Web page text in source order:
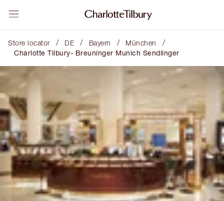
Store locator / DE / Bayern / München /
Charlotte Tilbury- Breuninger Munich Sendlinger